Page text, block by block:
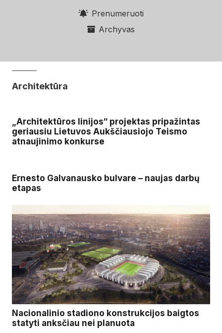
Prenumeruoti
Archyvas
Architektūra
„Architektūros linijos“ projektas pripažintas
geriausiu Lietuvos Aukščiausiojo Teismo
atnaujinimo konkurse
Ernesto Galvanausko bulvare – naujas darbų
etapas
Nacionalinio stadiono konstrukcijos baigtos
statyti anksčiau nei planuota